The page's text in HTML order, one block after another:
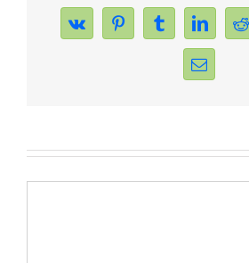
Reddit
LinkedIn
Tumblr
Pinterest
Vk
Email